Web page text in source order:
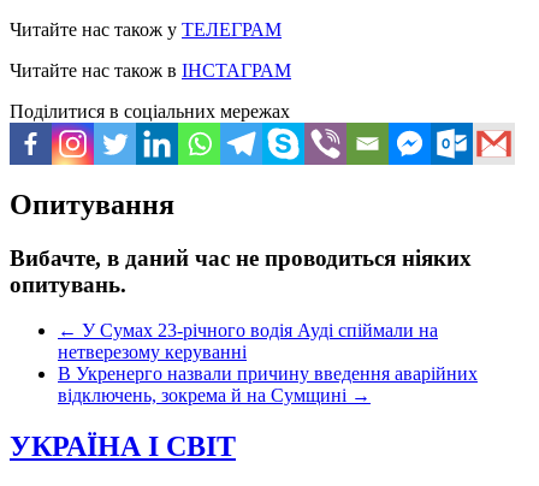
Читайте нас також у ТЕЛЕГРАМ
Читайте нас також в ІНСТАГРАМ
Поділитися в соціальних мережах
Опитування
Вибачте, в даний час не проводиться ніяких
опитувань.
← У Сумах 23-річного водія Ауді спіймали на
нетверезому керуванні
В Укренерго назвали причину введення аварійних
відключень, зокрема й на Сумщині →
УКРАЇНА І СВІТ